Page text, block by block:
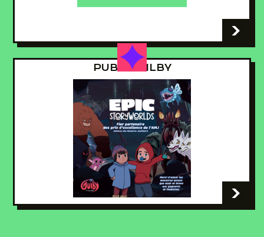
-
PUB - GUILBY
-